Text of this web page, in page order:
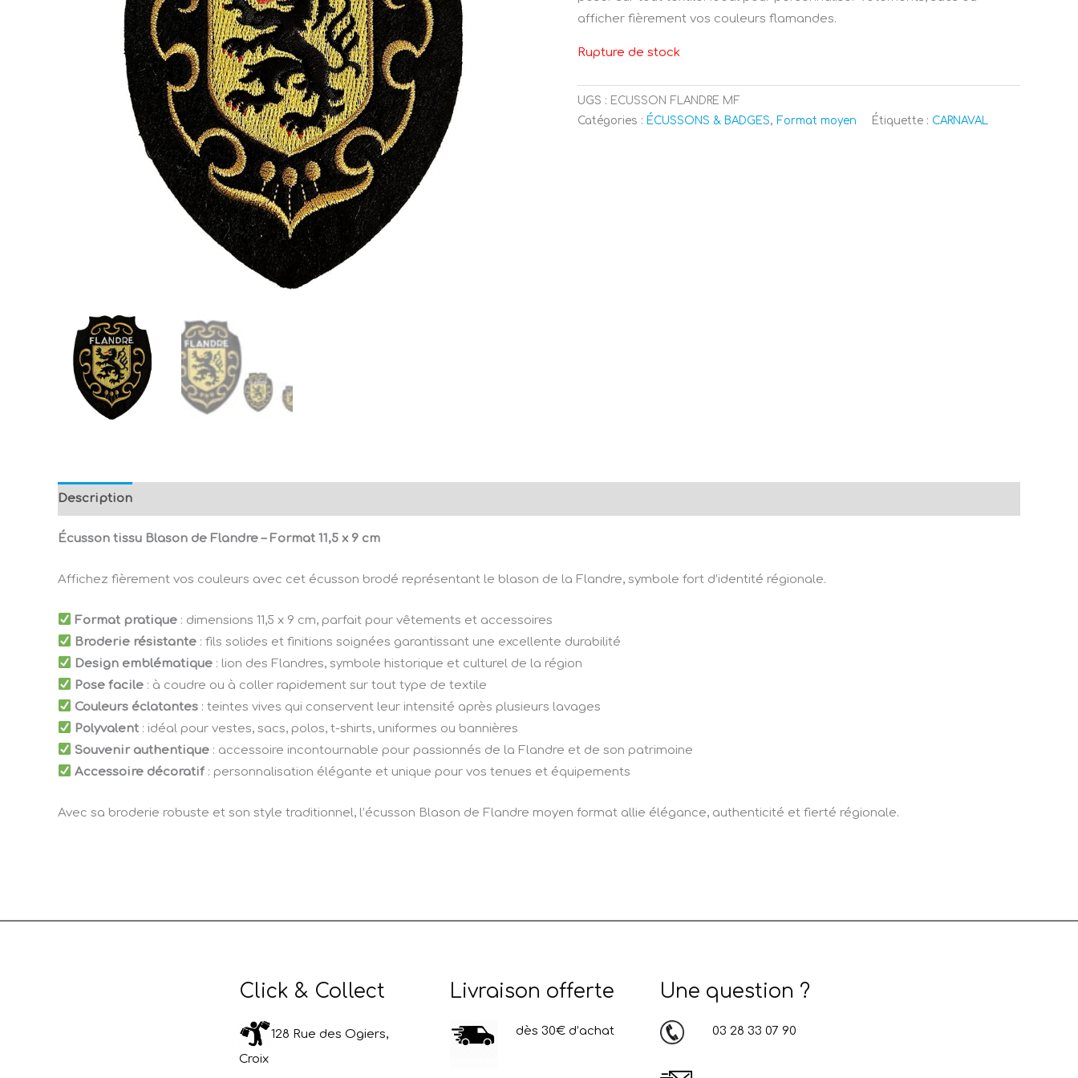
afficher fièrement vos couleurs flamandes.
Rupture de stock
UGS : ECUSSON FLANDRE MF
Catégories : ÉCUSSONS & BADGES, Format moyen Étiquette : CARNAVAL
Description
Écusson tissu Blason de Flandre – Format 11,5 x 9 cm
Affichez fièrement vos couleurs avec cet écusson brodé représentant le blason de la Flandre, symbole fort d’identité régionale.
Format pratique : dimensions 11,5 x 9 cm, parfait pour vêtements et accessoires
Broderie résistante : fils solides et finitions soignées garantissant une excellente durabilité
Design emblématique : lion des Flandres, symbole historique et culturel de la région
Pose facile : à coudre ou à coller rapidement sur tout type de textile
Couleurs éclatantes : teintes vives qui conservent leur intensité après plusieurs lavages
Polyvalent : idéal pour vestes, sacs, polos, t-shirts, uniformes ou bannières
Souvenir authentique : accessoire incontournable pour passionnés de la Flandre et de son patrimoine
Accessoire décoratif : personnalisation élégante et unique pour vos tenues et équipements
Avec sa broderie robuste et son style traditionnel, l’écusson Blason de Flandre moyen format allie élégance, authenticité et fierté régionale.
Click & Collect
128 Rue des Ogiers,
Croix
Livraison offerte
dès 30€ d’achat
Une question ?
03 28 33 07 90